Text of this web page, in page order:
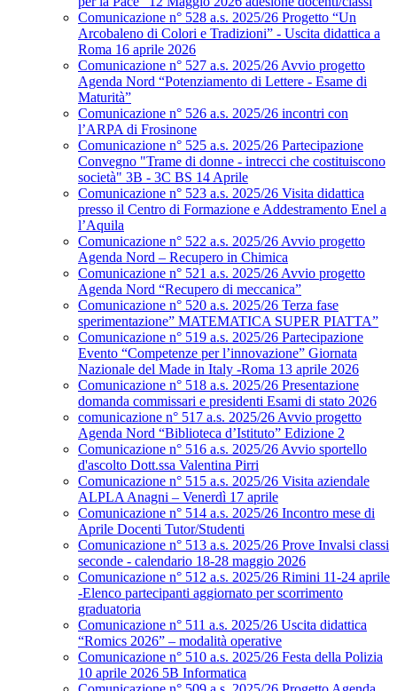
Comunicazione n° 528 a.s. 2025/26 Progetto “Un
Arcobaleno di Colori e Tradizioni” - Uscita didattica a
Roma 16 aprile 2026
Comunicazione n° 527 a.s. 2025/26 Avvio progetto
Agenda Nord “Potenziamento di Lettere - Esame di
Maturità”
Comunicazione n° 526 a.s. 2025/26 incontri con
l’ARPA di Frosinone
Comunicazione n° 525 a.s. 2025/26 Partecipazione
Convegno "Trame di donne - intrecci che costituiscono
società" 3B - 3C BS 14 Aprile
Comunicazione n° 523 a.s. 2025/26 Visita didattica
presso il Centro di Formazione e Addestramento Enel a
l’Aquila
Comunicazione n° 522 a.s. 2025/26 Avvio progetto
Agenda Nord – Recupero in Chimica
Comunicazione n° 521 a.s. 2025/26 Avvio progetto
Agenda Nord “Recupero di meccanica”
Comunicazione n° 520 a.s. 2025/26 Terza fase
sperimentazione” MATEMATICA SUPER PIATTA”
Comunicazione n° 519 a.s. 2025/26 Partecipazione
Evento “Competenze per l’innovazione” Giornata
Nazionale del Made in Italy -Roma 13 aprile 2026
Comunicazione n° 518 a.s. 2025/26 Presentazione
domanda commissari e presidenti Esami di stato 2026
comunicazione n° 517 a.s. 2025/26 Avvio progetto
Agenda Nord “Biblioteca d’Istituto” Edizione 2
Comunicazione n° 516 a.s. 2025/26 Avvio sportello
d'ascolto Dott.ssa Valentina Pirri
Comunicazione n° 515 a.s. 2025/26 Visita aziendale
ALPLA Anagni – Venerdì 17 aprile
Comunicazione n° 514 a.s. 2025/26 Incontro mese di
Aprile Docenti Tutor/Studenti
Comunicazione n° 513 a.s. 2025/26 Prove Invalsi classi
seconde - calendario 18-28 maggio 2026
Comunicazione n° 512 a.s. 2025/26 Rimini 11-24 aprile
-Elenco partecipanti aggiornato per scorrimento
graduatoria
Comunicazione n° 511 a.s. 2025/26 Uscita didattica
“Romics 2026” – modalità operative
Comunicazione n° 510 a.s. 2025/26 Festa della Polizia
10 aprile 2026 5B Informatica